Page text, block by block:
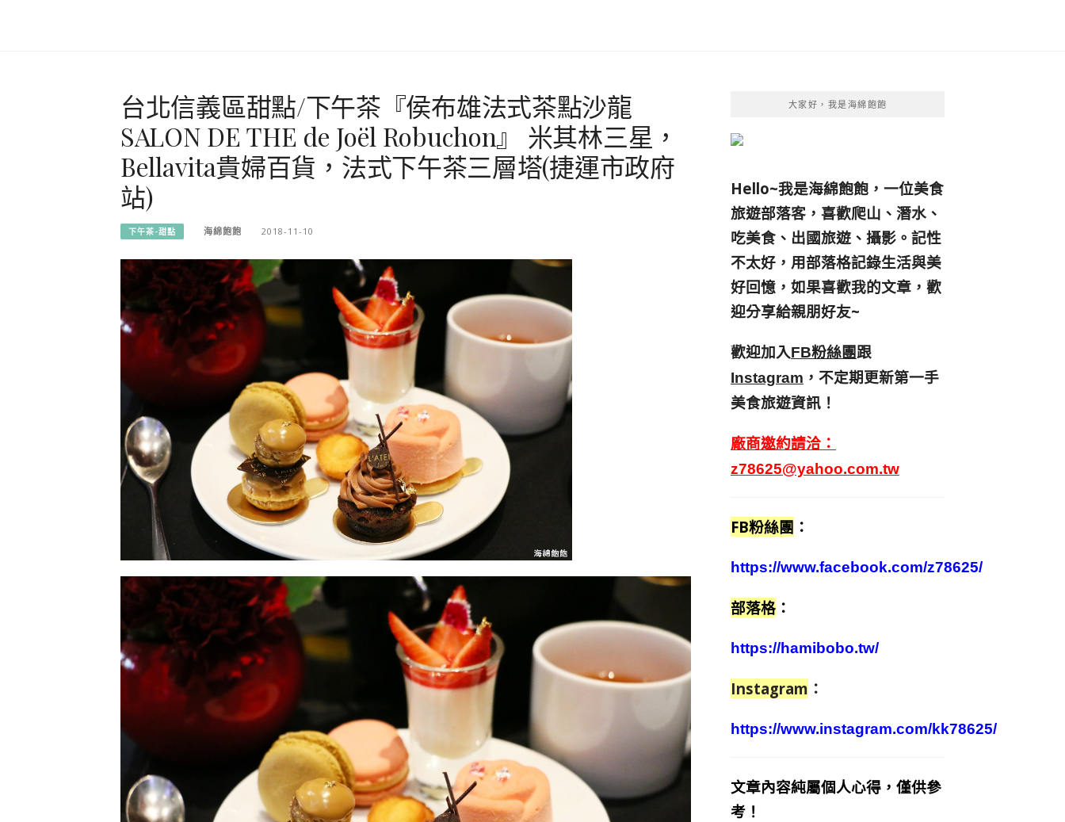
台北信義區甜點/下午茶『侯布雄法式茶點沙龍
SALON DE THE de Joël Robuchon』 米其林三星，
Bellavita貴婦百貨，法式下午茶三層塔(捷運市政府
站)
下午茶-甜點 海綿飽飽 2018-11-10
大家好，我是海綿飽飽
Hello~我是海綿飽飽，一位美食
旅遊部落客， 喜歡爬山、潛水、
吃美食、出國旅遊、攝影。 記性
不太好，用部落格記錄生活與美
好回憶， 如果喜歡我的文章，歡
迎分享給親朋好友~
歡迎加入FB粉絲團跟
Instagram ，不定期更新第一手
美食旅遊資訊！
廠商邀約請洽：
z78625@yahoo.com.tw
FB粉絲團 ：
https://www.facebook.com/z78625/
部落格 ：
https://hamibobo.tw/
Instagram ：
https://www.instagram.com/kk78625/
文章內容純屬個人心得，僅供參
考！